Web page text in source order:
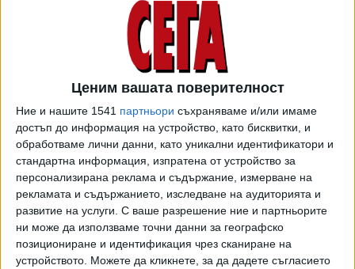
Ценим вашата поверителност
Ние и нашите 1541 партньори съхраняваме и/или имаме
достъп до информация на устройство, като бисквитки, и
обработваме лични данни, като уникални идентификатори и
стандартна информация, изпратена от устройство за
персонализирана реклама и съдържание, измерване на
рекламата и съдържанието, изследване на аудиторията и
развитие на услуги. С ваше разрешение ние и партньорите
ни може да използваме точни данни за географско
позициониране и идентификация чрез сканиране на
устройството. Можете да кликнете, за да дадете съгласието
ПОСЛЕ Разгледай всички